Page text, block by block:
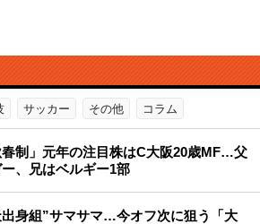
サッカー その他 コラム
制」元年の注目株はC大阪20歳MF…父
、兄はベルギー1部
出身組”サマサマ…今オフ次に狙う「大